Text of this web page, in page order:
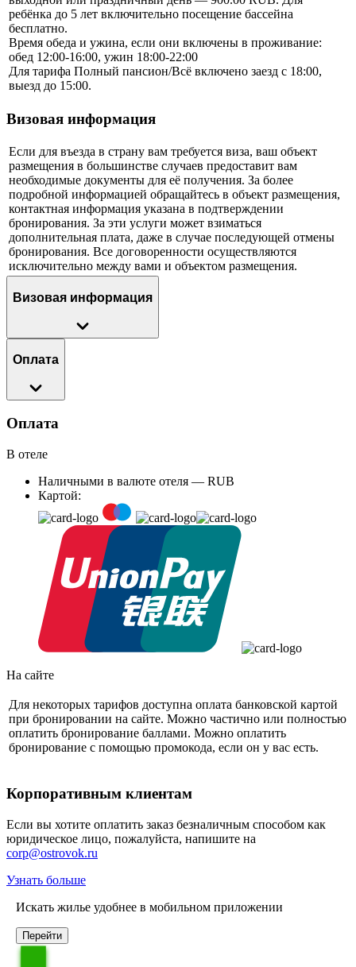
ребёнка до 5 лет включительно посещение бассейна
бесплатно.
Время обеда и ужина, если они включены в проживание:
обед 12:00-16:00, ужин 18:00-22:00
Для тарифа Полный пансион/Всё включено заезд с 18:00,
выезд до 15:00.
Визовая информация
Если для въезда в страну вам требуется виза, ваш объект
размещения в большинстве случаев предоставит вам
необходимые документы для её получения. За более
подробной информацией обращайтесь в объект размещения,
контактная информация указана в подтверждении
бронирования. За эти услуги может взиматься
дополнительная плата, даже в случае последующей отмены
бронирования. Все договоренности осуществляются
исключительно между вами и объектом размещения.
Визовая информация
Оплата
Оплата
В отеле
Наличными в валюте отеля — RUB
Картой:
На сайте
Для некоторых тарифов доступна оплата банковской картой
при бронировании на сайте. Можно частично или полностью
оплатить бронирование баллами. Можно оплатить
бронирование с помощью промокода, если он у вас есть.
Корпоративным клиентам
Если вы хотите оплатить заказ безналичным способом как
юридическое лицо, пожалуйста, напишите на
corp@ostrovok.ru
Узнать больше
Искать жилье удобнее в мобильном приложении
Перейти